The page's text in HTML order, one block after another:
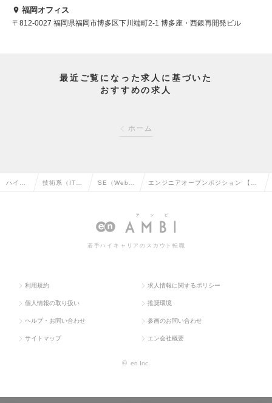
福岡オフィス
〒812-0027 福岡県福岡市博多区下川端町2-1 博多座・西銀再開発ビル
最近ご覧になった求人に基づいた
おすすめの求人
ホーム
ハイク 技術系（IT・ SE（Web・
系）の転職
エンジニアオープンポジション 【東
ンをご提案◎の求人情報
若手ハイキャリアのスカウト転職
利用規約 求人情報に関するポリシー
個人情報の取り扱い 推奨環境
ヘルプ・お問い合わせ 参画のお問い合わせ
サイトマップ エン会社概要
© en Inc.